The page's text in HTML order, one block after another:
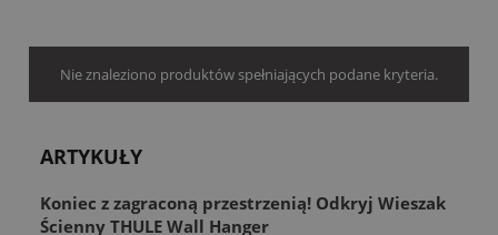
Nie znaleziono produktów spełniających podane kryteria.
ARTYKUŁY
Koniec z zagraconą przestrzenią! Odkryj Wieszak
Ścienny THULE Wall Hanger